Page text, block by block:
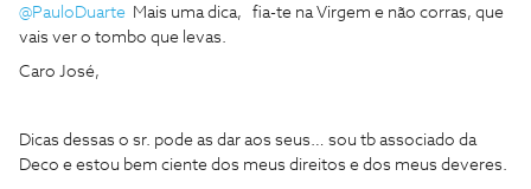
@PauloDuarte Mais uma dica, fia-te na Virgem e não corras, que
vais ver o tombo que levas.
Caro José,
Dicas dessas o sr. pode as dar aos seus… sou tb associado da
Deco e estou bem ciente dos meus direitos e dos meus deveres.